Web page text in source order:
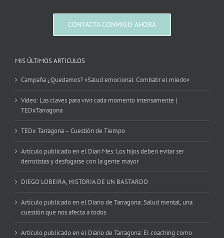
CONTACTA CONMIGO AHORA
MIS ÚLTIMOS ARTICULOS
Campaña ¿Quedamos? «Salud emocional. Combatir el miedo»
Video: Las claves para vivir cada momento intensamente |
TEDxTarragona
TEDx Tarragona – Cuestión de Tiempo
Artículo publicado en el Diari Mes: Los hijos deben evitar ser
derrotistas y desfogarse con la gente mayor
DIEGO LOBEIRA, HISTORIA DE UN BASTARDO
Artículo publicado en el Diario de Tarragona: Salud mental, una
cuestión que nos afecta a todos
Artículo publicado en el Diario de Tarragona: El coaching como